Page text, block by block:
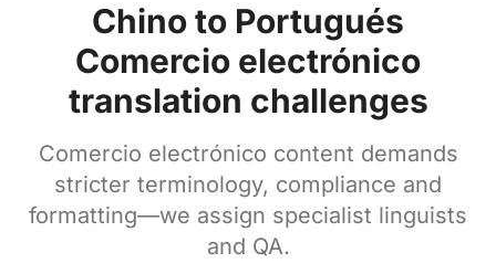
Chino to Portugués
Comercio electrónico
translation challenges
Comercio electrónico content demands
stricter terminology, compliance and
formatting—we assign specialist linguists
and QA.